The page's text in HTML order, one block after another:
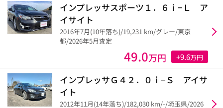
インプレッサスポーツ１．６ｉ−Ｌ ア
イサイト
2016年7月(10年落ち)/19,231 km/グレー/東京
都/2026年5月査定
49.0万円 +9.6万円
インプレッサＧ４２．０ｉ−Ｓ アイサ
イト
2012年11月(14年落ち)/182,030 km/-/埼玉県/2026